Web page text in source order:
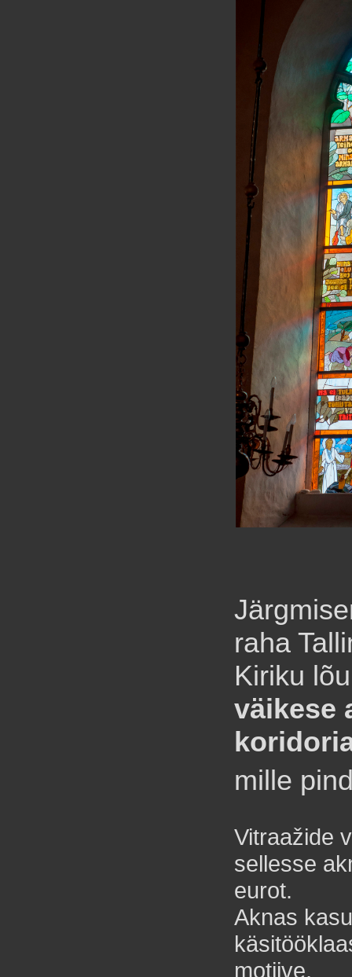
raha
Kiriku
väikese
mille
Vitraažide
sellesse
eurot.
Aknas
motiive,